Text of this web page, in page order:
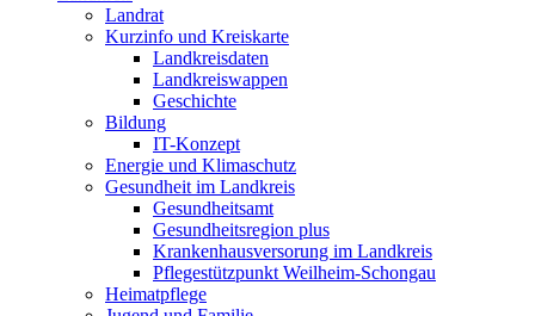
Landrat
Kurzinfo und Kreiskarte
Landkreisdaten
Landkreiswappen
Geschichte
Bildung
IT-Konzept
Energie und Klimaschutz
Gesundheit im Landkreis
Gesundheitsamt
Gesundheitsregion plus
Krankenhausversorung im Landkreis
Pflegestützpunkt Weilheim-Schongau
Heimatpflege